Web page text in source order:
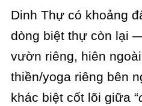
Dinh Thự có khoảng
dòng biệt thự còn lại
vườn riêng, hiên
thiền/yoga riêng bên
khác biệt cốt lõi giữa “